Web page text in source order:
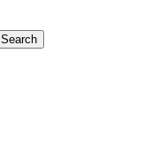
Search